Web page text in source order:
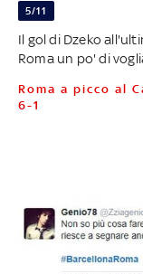
5/11
Il gol di Dzeko
Roma un po' di
Roma a picco al Camp Nou: Barça spietato, finisce
6-1